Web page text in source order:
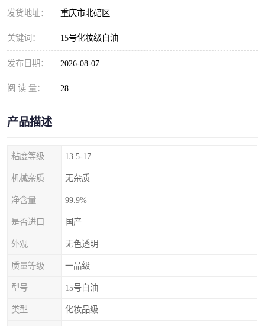
发货地址： 重庆市北碚区
关键词： 15号化妆级白油
发布日期： 2026-08-07
阅 读 量： 28
产品描述
粘度等级 13.5-17
机械杂质 无杂质
净含量 99.9%
是否进口 国产
外观 无色透明
质量等级 一品级
型号 15号白油
类型 化妆品级